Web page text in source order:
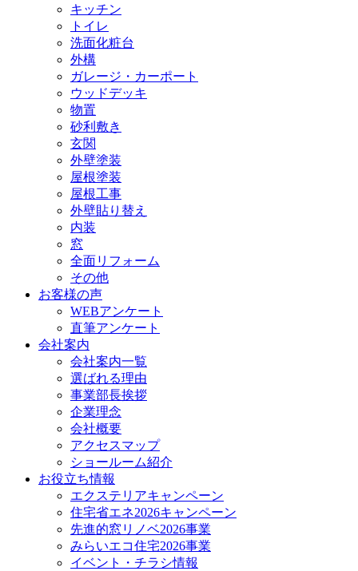
キッチン
トイレ
洗面化粧台
外構
ガレージ・カーポート
ウッドデッキ
物置
砂利敷き
玄関
外壁塗装
屋根塗装
屋根工事
外壁貼り替え
内装
窓
全面リフォーム
その他
お客様の声
WEBアンケート
直筆アンケート
会社案内
会社案内一覧
選ばれる理由
事業部長挨拶
企業理念
会社概要
アクセスマップ
ショールーム紹介
お役立ち情報
エクステリアキャンペーン
住宅省エネ2026キャンペーン
先進的窓リノベ2026事業
みらいエコ住宅2026事業
イベント・チラシ情報